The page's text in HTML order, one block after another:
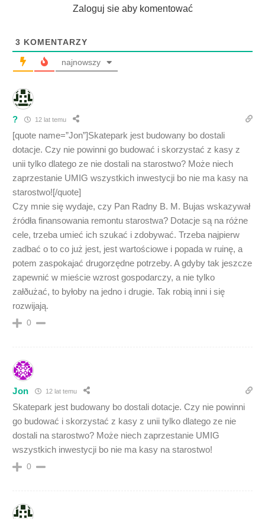
Zaloguj sie aby komentować
3 KOMENTARZY
najnowszy
? 12 lat temu
[quote name=”Jon”]Skatepark jest budowany bo dostali
dotacje. Czy nie powinni go budować i skorzystać z kasy z
unii tylko dlatego ze nie dostali na starostwo? Może niech
zaprzestanie UMIG wszystkich inwestycji bo nie ma kasy na
starostwo![/quote]
Czy mnie się wydaje, czy Pan Radny B. M. Bujas wskazywał
źródła finansowania remontu starostwa? Dotacje są na różne
cele, trzeba umieć ich szukać i zdobywać. Trzeba najpierw
zadbać o to co już jest, jest wartościowe i popada w ruinę, a
potem zaspokajać drugorzędne potrzeby. A gdyby tak jeszcze
zapewnić w mieście wzrost gospodarczy, a nie tylko
załðużać, to byłoby na jedno i drugie. Tak robią inni i się
rozwijają.
0
Jon 12 lat temu
Skatepark jest budowany bo dostali dotacje. Czy nie powinni
go budować i skorzystać z kasy z unii tylko dlatego ze nie
dostali na starostwo? Może niech zaprzestanie UMIG
wszystkich inwestycji bo nie ma kasy na starostwo!
0